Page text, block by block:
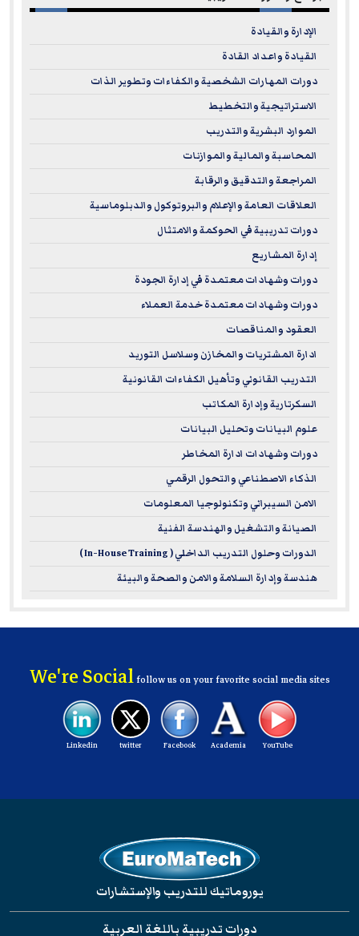
الإدارة والقيادة
القيادة واعداد القادة
دورات المهارات الشخصية والكفاءات وتطوير الذات
الاستراتيجية والتخطيط
الموارد البشرية والتدريب
المحاسبة والمالية والموازنات
المراجعة والتدقيق والرقابة
العلاقات العامة والإعلام والبروتوكول والدبلوماسية
دورات تدريبية في الحوكمة والامتثال
إدارة المشاريع
دورات وشهادات معتمدة في إدارة الجودة
دورات وشهادات معتمدة خدمة العملاء
العقود والمناقصات
ادارة المشتريات والمخازن وسلاسل التوريد
التدريب القانوني وتأهيل الكفاءات القانونية
السكرتارية وإدارة المكاتب
علوم البيانات وتحليل البيانات
دورات وشهادات ادارة المخاطر
الذكاء الاصطناعي والتحول الرقمي
الامن السيبراني وتكنولوجيا المعلومات
الصيانة والتشغيل والهندسة الفنية
الدورات وحلول التدريب الداخلي ( In-House Training )
هندسة وإدارة السلامة والامن والصحة والبيئة
We're Socialfollow us on your favorite social media sites
YouTube
Academia
Facebook
twitter
Linkedin
يوروماتيك للتدريب والإستشارات
دورات تدريبية باللغة العربية